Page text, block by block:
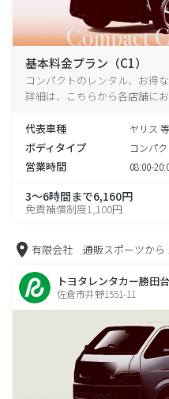
基本料金プラン（C1）
コンパクトのレンタル、お得
詳細は、こちらから各店舗にお
代表車種 ヤリス 等
ボディタイプ コンパク
営業時間 08:00-
3～6時間まで6,160円
免責補償制度1,100円
有限会社 通販スポーツから
トヨタレンタカー勝田
佐倉市井野1551-11